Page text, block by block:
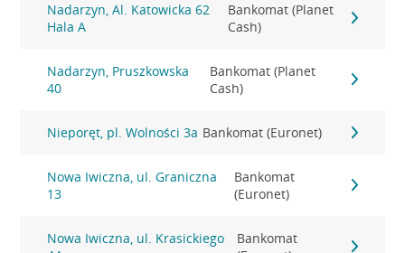
Nadarzyn, Al. Katowicka 62
Hala A
Bankomat (Planet
Cash)
Nadarzyn, Pruszkowska
40
Bankomat (Planet
Cash)
Nieporęt, pl. Wolności 3a Bankomat (Euronet)
Nowa Iwiczna, ul. Graniczna
13
Bankomat
(Euronet)
Nowa Iwiczna, ul. Krasickiego
Bankomat